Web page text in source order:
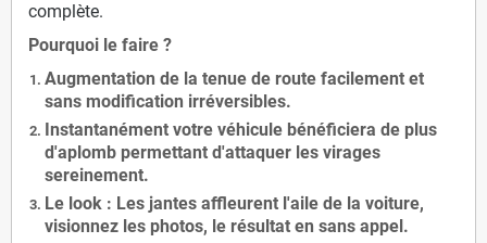
complète.
Pourquoi le faire ?
Augmentation de la tenue de route facilement et
sans modification irréversibles.
Instantanément votre véhicule bénéficiera de plus
d'aplomb permettant d'attaquer les virages
sereinement.
Le look : Les jantes affleurent l'aile de la voiture,
visionnez les photos, le résultat en sans appel.